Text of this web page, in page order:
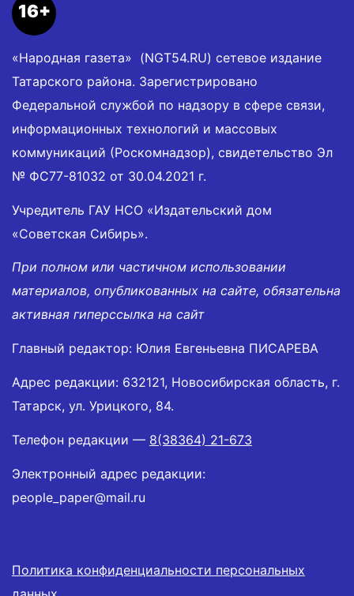
16+
«Народная газета» (NGT54.RU) сетевое издание
Татарского района. Зарегистрировано
Федеральной службой по надзору в сфере связи,
информационных технологий и массовых
коммуникаций (Роскомнадзор), свидетельство Эл
№ ФС77-81032 от 30.04.2021 г.
Учредитель ГАУ НСО «Издательский дом
«Советская Сибирь».
При полном или частичном использовании
материалов, опубликованных на сайте, обязательна
активная гиперссылка на сайт
Главный редактор: Юлия Евгеньевна ПИСАРЕВА
Адрес редакции: 632121, Новосибирская область, г.
Татарск, ул. Урицкого, 84.
Телефон редакции — 8(38364) 21-673
Электронный адрес редакции:
people_paper@mail.ru
Политика конфиденциальности персональных